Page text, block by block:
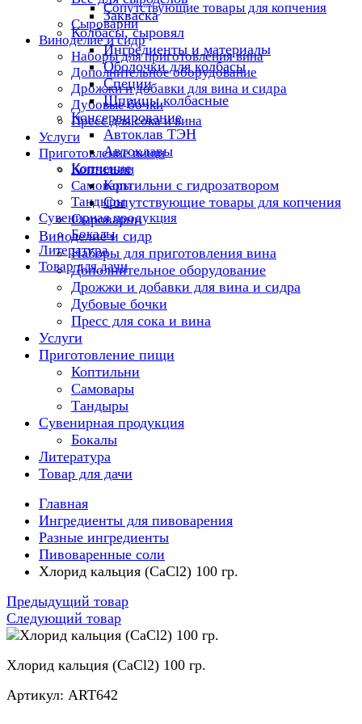
Сопутствующие товары для копчения
Сыроварни
Виноделие и сидр
Наборы для приготовления вина
Дополнительное оборудование
Дрожжи и добавки для вина и сидра
Дубовые бочки
Пресс для сока и вина
Услуги
Приготовление пищи
Коптильни
Самовары
Тандыры
Сувенирная продукция
Бокалы
Литература
Товар для дачи
Закваска
Колбасы, сыровял
Ингредиенты и материалы
Оболочки для колбасы
Специи
Шприцы колбасные
Консервирование
Автоклав ТЭН
Автоклавы
Копчение
Коптильни с гидрозатвором
Сопутствующие товары для копчения
Сыроварни
Виноделие и сидр
Наборы для приготовления вина
Дополнительное оборудование
Дрожжи и добавки для вина и сидра
Дубовые бочки
Пресс для сока и вина
Услуги
Приготовление пищи
Коптильни
Самовары
Тандыры
Сувенирная продукция
Бокалы
Литература
Товар для дачи
Главная
Ингредиенты для пивоварения
Разные ингредиенты
Пивоваренные соли
Хлорид кальция (CaCl2) 100 гр.
Предыдущий товар
Следующий товар
Хлорид кальция (CaCl2) 100 гр.
Артикул: ART642